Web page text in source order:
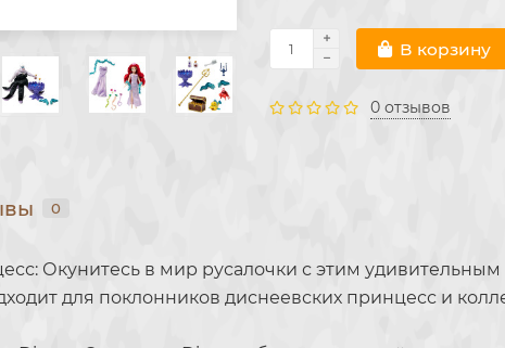
В корзину
0 отзывов
0
Окунитесь в мир русалочки с этим
для поклонников диснеевских принцесс и